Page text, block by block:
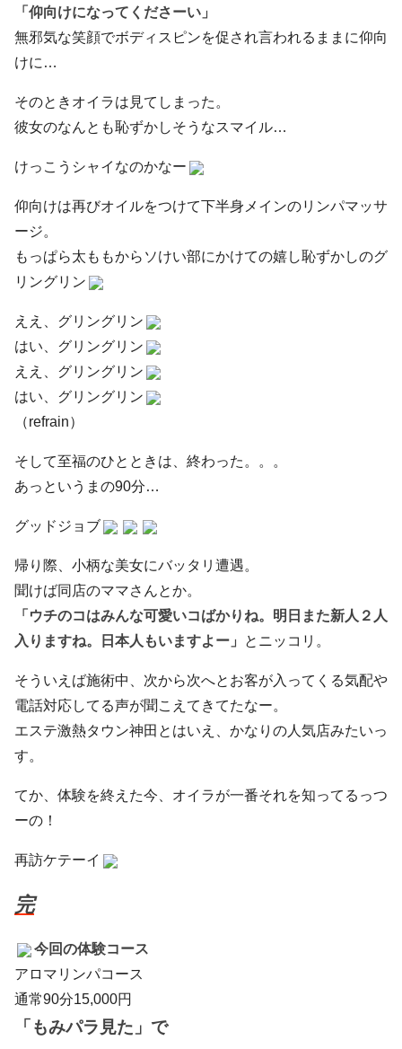
「仰向けになってくださーい」
無邪気な笑顔でボディスピンを促され言われるままに仰向
けに…
そのときオイラは見てしまった。
彼女のなんとも恥ずかしそうなスマイル…
けっこうシャイなのかなー
仰向けは再びオイルをつけて下半身メインのリンパマッサ
ージ。
もっぱら太ももからソけい部にかけての嬉し恥ずかしのグ
リングリン
ええ、グリングリン
はい、グリングリン
ええ、グリングリン
はい、グリングリン
（refrain）
そして至福のひとときは、終わった。。。
あっというまの90分…
グッドジョブ
帰り際、小柄な美女にバッタリ遭遇。
聞けば同店のママさんとか。
「ウチのコはみんな可愛いコばかりね。明日また新人２人
入りますね。日本人もいますよー」
とニッコリ。
そういえば施術中、次から次へとお客が入ってくる気配や
電話対応してる声が聞こえてきてたなー。
エステ激熱タウン神田とはいえ、かなりの人気店みたいっ
す。
てか、体験を終えた今、オイラが一番それを知ってるっつ
ーの！
再訪ケテーイ
完
今回の体験コース
アロマリンパコース
通常90分15,000円
「もみパラ見た」で